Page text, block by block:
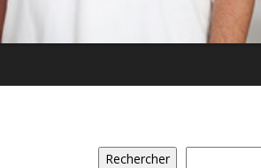
Rechercher